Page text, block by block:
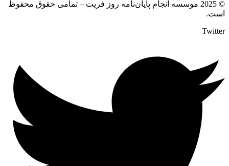
© 2025 موسسه انجام پایان‌نامه روز فریت – تمامی حقوق محفوظ
است.
Twitter